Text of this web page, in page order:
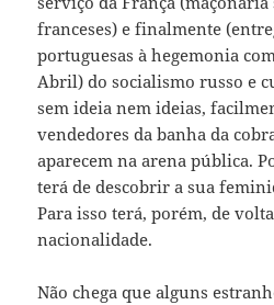
franceses) e finalmente
portuguesas à hegemonia
Abril) do socialismo russo e
sem ideia nem ideias,
vendedores da banha da
aparecem na arena pública.
terá de descobrir a sua
Para isso terá, porém, de
nacionalidade.
Não chega que alguns